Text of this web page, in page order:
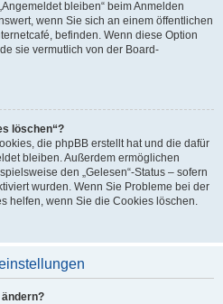
bleiben“ beim Anmelden
wenn Sie sich an einem öffentlichen
befinden. Wenn diese Option
sie vermutlich von der Board-
löschen“?
die phpBB erstellt hat und die dafür
bleiben. Außerdem ermöglichen
den „Gelesen“-Status – sofern
wurden. Wenn Sie Probleme bei der
helfen, wenn Sie die Cookies löschen.